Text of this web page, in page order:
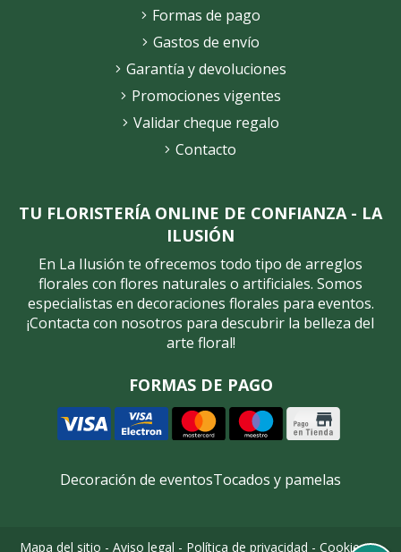
TU FLORISTERÍA ONLINE DE CONFIANZA - LA
ILUSIÓN
En La Ilusión te ofrecemos todo tipo de arreglos
florales con flores naturales o artificiales. Somos
especialistas en decoraciones florales para eventos.
¡Contacta con nosotros para descubrir la belleza del
arte floral!
FORMAS DE PAGO
Formas de pago
Gastos de envío
Garantía y devoluciones
Promociones vigentes
Validar cheque regalo
Contacto
Decoración de eventosTocados y pamelas
Mapa del sitio - Aviso legal - Política de privacidad - Cookies-